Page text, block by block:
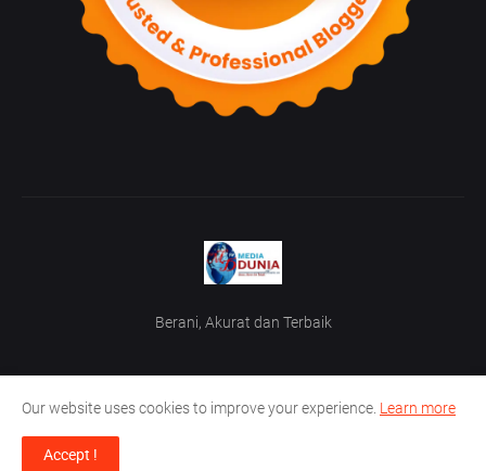
Berani, Akurat dan Terbaik
TOS / Term Of Service Iklan
Our website uses cookies to improve your experience. Learn more
Accept !